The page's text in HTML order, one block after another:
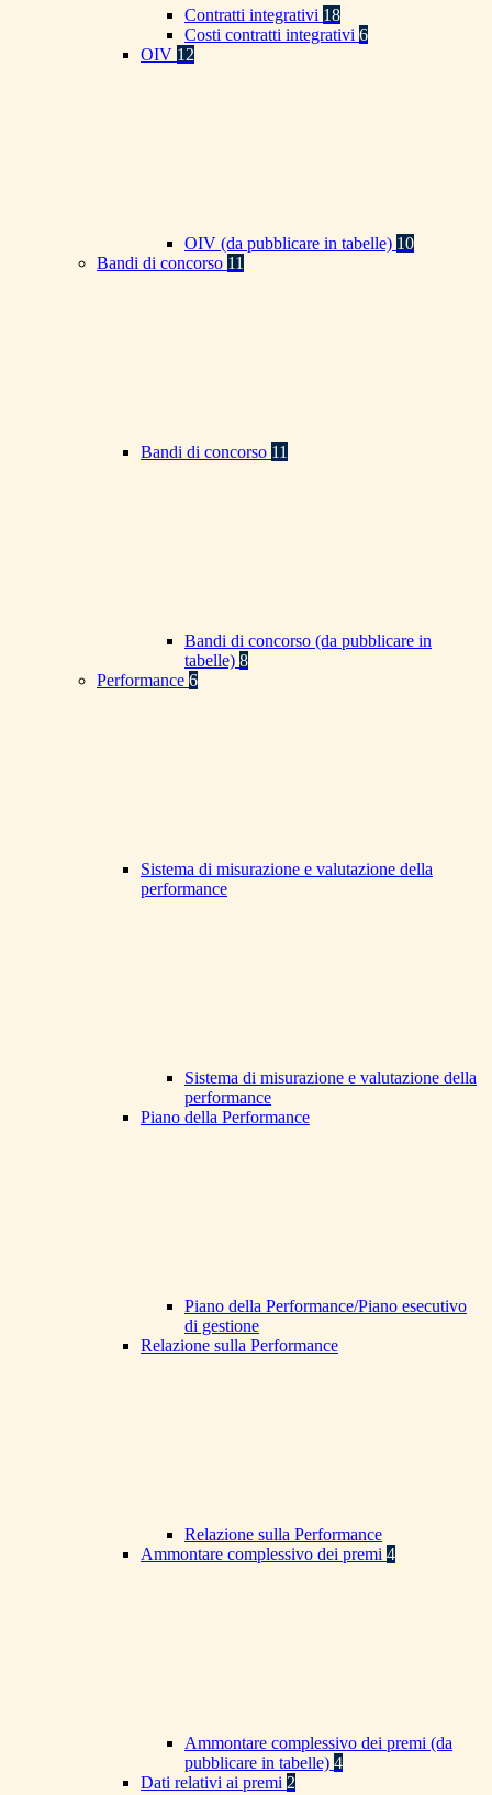
Contratti integrativi 18
Costi contratti integrativi 6
OIV 12
OIV (da pubblicare in tabelle) 10
Bandi di concorso 11
Bandi di concorso 11
Bandi di concorso (da pubblicare in
tabelle) 8
Performance 6
Sistema di misurazione e valutazione della
performance
Sistema di misurazione e valutazione della
performance
Piano della Performance
Piano della Performance/Piano esecutivo
di gestione
Relazione sulla Performance
Relazione sulla Performance
Ammontare complessivo dei premi 4
Ammontare complessivo dei premi (da
pubblicare in tabelle) 4
Dati relativi ai premi 2